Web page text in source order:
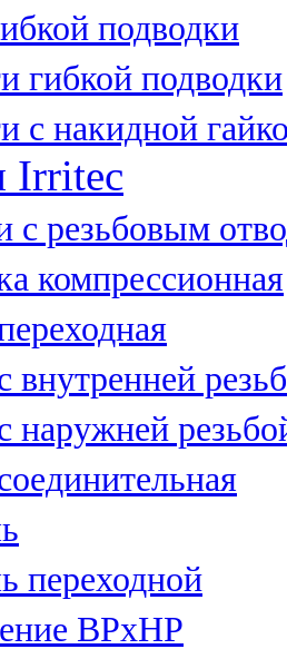
подводки
гибкой подводки
с накидной
Irritec
с резьбовым
компрессионная
внутренней
наружней
переходной
ВРхНР